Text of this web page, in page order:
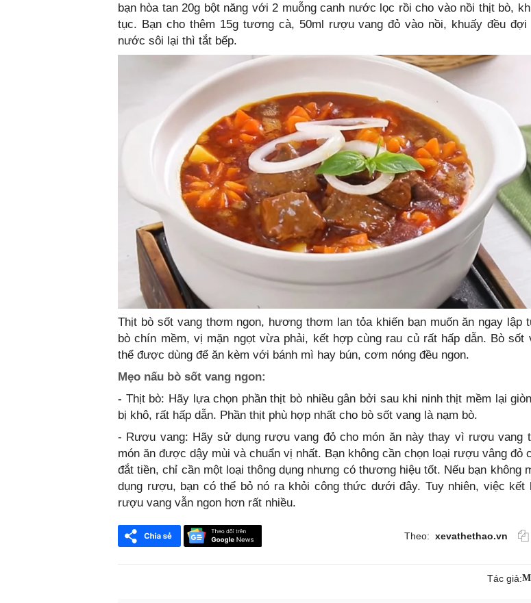
bạn hòa tan 20g bột năng với 2 muỗng canh nước lọc rồi cho vào nồi thịt bò,
tục. Bạn cho thêm 15g tương cà, 50ml rượu vang đỏ vào nồi, khuấy đều đợi
nước sôi lại thì tắt bếp.
Thịt bò sốt vang thơm ngon, hương thơm lan tỏa khiến bạn muốn ăn ngay lập
bò chín mềm, vị mặn ngọt vừa phải, kết hợp cùng rau củ rất hấp dẫn. Bò sốt
thể được dùng để ăn kèm với bánh mì hay bún, cơm nóng đều ngon.
Mẹo nấu bò sốt vang ngon:
- Thịt bò: Hãy lựa chọn phần thịt bò nhiều gân bởi sau khi ninh thịt mềm lại
bị khô, rất hấp dẫn. Phần thịt phù hợp nhất cho bò sốt vang là nạm bò.
- Rượu vang: Hãy sử dụng rượu vang đỏ cho món ăn này thay vì rượu vang
món ăn được dậy mùi và chuẩn vị nhất. Bạn không cần chọn loại rượu vâng đỏ
đắt tiền, chỉ cần một loại thông dụng nhưng có thương hiệu tốt. Nếu bạn không
dụng rượu, bạn có thể bỏ nó ra khỏi công thức dưới đây. Tuy nhiên, việc kết
rượu vang vẫn ngon hơn rất nhiều.
Theo: xevathethao.vn
Tác giả: